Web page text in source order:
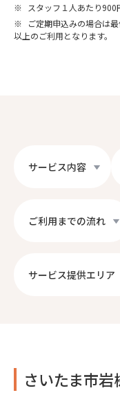
※
スタッフ１人あたり900
※
ご定期申込みの場合は
以上のご利用となります。
サービス内容
ご利用までの流れ
サービス提供エリア
さいたま市